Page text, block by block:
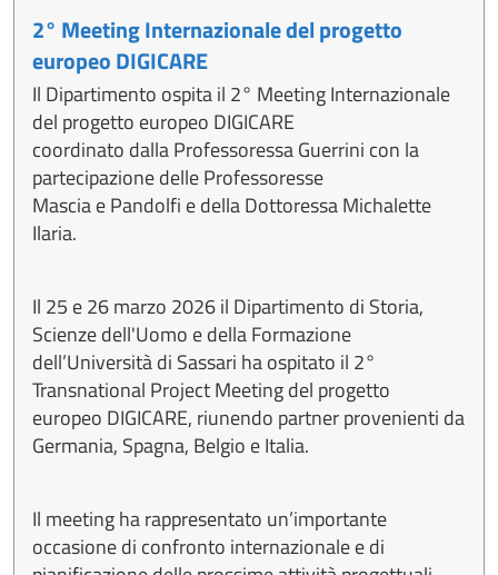
2° Meeting Internazionale del progetto
europeo DIGICARE
Il Dipartimento ospita il 2° Meeting Internazionale
del progetto europeo DIGICARE
coordinato dalla Professoressa Guerrini con la
partecipazione delle Professoresse
Mascia e Pandolfi e della Dottoressa Michalette
Ilaria.
Il 25 e 26 marzo 2026 il Dipartimento di Storia,
Scienze dell'Uomo e della Formazione
dell’Università di Sassari ha ospitato il 2°
Transnational Project Meeting del progetto
europeo DIGICARE, riunendo partner provenienti da
Germania, Spagna, Belgio e Italia.
Il meeting ha rappresentato un’importante
occasione di confronto internazionale e di